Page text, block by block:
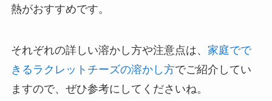
熱がおすすめです。
それぞれの詳しい溶かし方や注意点は、 家庭でで
きるラクレットチーズの溶かし方でご紹介してい
ますので、ぜひ参考にしてくださいね。